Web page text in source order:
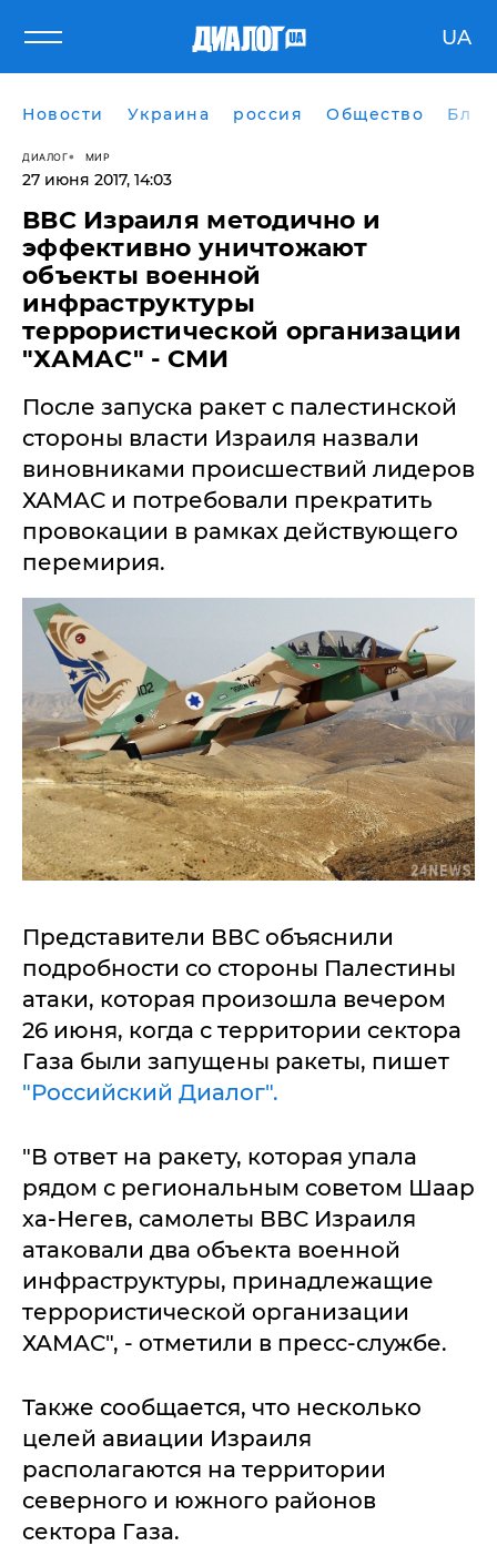
UA
Новости Украина россия Общество
ДИАЛОГ МИР
27 июня 2017, 14:03
ВВС Израиля методично и
эффективно уничтожают
объекты военной
инфраструктуры
террористической организации
"ХАМАС" - СМИ
​После запуска ракет с палестинской
стороны власти Израиля назвали
виновниками происшествий лидеров
ХАМАС и потребовали прекратить
провокации в рамках действующего
перемирия.
Представители ВВС объяснили
подробности со стороны Палестины
атаки, которая произошла вечером
26 июня, когда с территории сектора
Газа были запущены ракеты, пишет
"Российский Диалог".
"В ответ на ракету, которая упала
рядом с региональным советом Шаар
ха-Негев, самолеты ВВС Израиля
атаковали два объекта военной
инфраструктуры, принадлежащие
террористической организации
ХАМАС", - отметили в пресс-службе.
Также сообщается, что несколько
целей авиации Израиля
располагаются на территории
северного и южного районов
сектора Газа.